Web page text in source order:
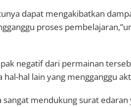
dapat mengakibatkan
proses
negatif dari permainan
hal lain yang mengganggu
sangat mendukung surat